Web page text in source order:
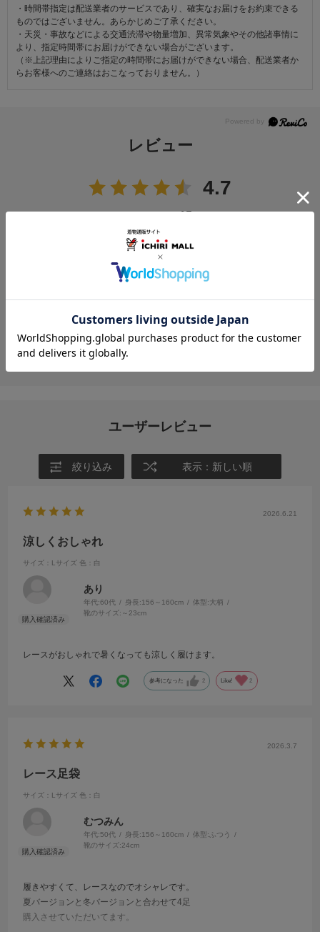
・時間帯指定は配送業者のサービスであり、確実なお届けをお約束できる
ものではございません。あらかじめご了承ください。
・天災・事故などによる交通渋滞や物量増加、異常気象やその他諸事情に
より、指定時間帯にお届けができない場合がございます。
（※上記理由によりご指定の時間帯にお届けができない場合、配送業者か
らお客様へのご連絡はおこなっておりません。）
レビュー
4.7
15
★ 2 (0)
(0)
ユーザーレビュー
絞り込み 表示：新しい順
2026.6.21
涼しくおしゃれ
サイズ：Lサイズ 色：白
あり
年代:60代 身長:156～160cm 体型:大柄
靴のサイズ: ～23cm
レースがおしゃれで暑くなっても涼しく履けます。
参考になった 2 Like! 2
2026.3.7
レース足袋
サイズ：Lサイズ 色：白
むつみん
年代:50代 身長:156～160cm 体型: ふつう
靴のサイズ:24cm
履きやすくて、レースなのでオシャレです。
夏バージョンと冬バージョンと合わせて4足
購入させていただいてます。